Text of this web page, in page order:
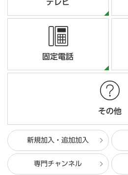
テレビ
固定電話
その他
新規加入・追加加入
専門チャンネル